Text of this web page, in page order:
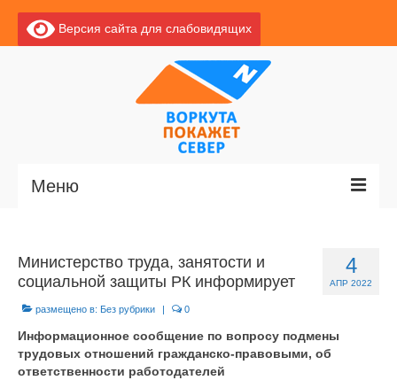
Версия сайта для слабовидящих
Меню
Новости
О Воркуте
Экскурсии по Воркуте
Базы отдыха
4
АПР 2022
Министерство труда, занятости и
социальной защиты РК информирует
размещено в: Без рубрики | 0
Информационное сообщение по вопросу подмены
трудовых отношений гражданско-правовыми, об
ответственности работодателей